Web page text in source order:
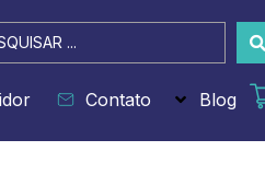
Contato Blog